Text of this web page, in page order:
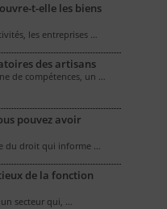
t-elle les biens
les entreprises …
des artisans
de compétences, un …
pouvez avoir
du droit qui informe …
de la fonction
secteur qui, …